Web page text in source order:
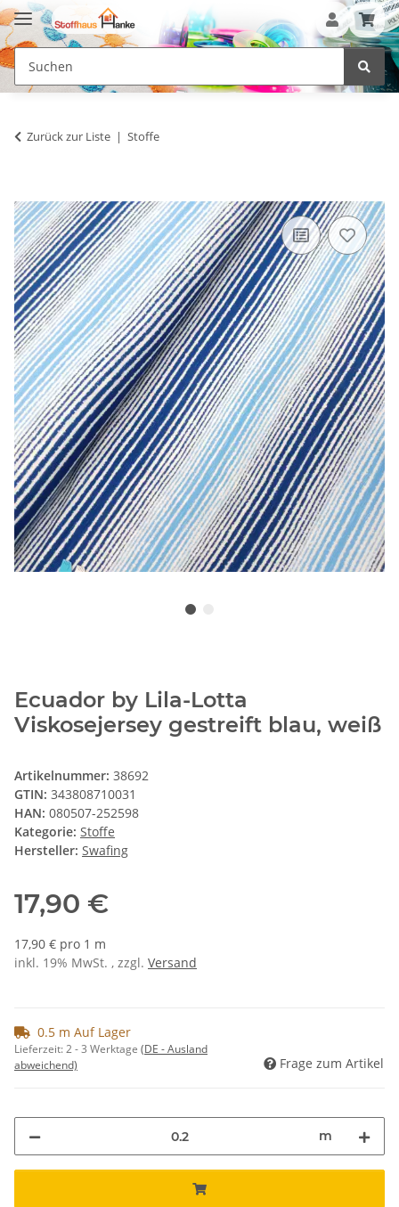
Zurück zur Liste Stoffe
Ecuador by Lila-Lotta
Viskosejersey gestreift blau, weiß
Artikelnummer: 38692
GTIN: 343808710031
HAN: 080507-252598
Kategorie: Stoffe
Hersteller: Swafing
17,90 €
17,90 € pro 1 m
inkl. 19% MwSt. , zzgl. Versand
0.5 m Auf Lager
Lieferzeit:2 - 3 Werktage (DE - Ausland
abweichend)
Frage zum Artikel
m